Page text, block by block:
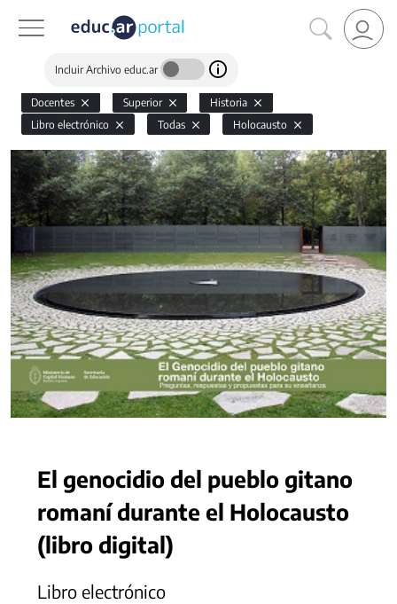
Incluir Archivo educ.ar
Docentes Superior
Historia
Libro electrónico
Todas Holocausto
El genocidio del pueblo gitano
romaní durante el Holocausto
(libro digital)
Libro electrónico